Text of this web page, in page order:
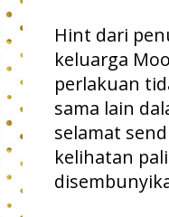
Hint dari
keluarga
perlakuan
sama lain
selamat
kelihatan